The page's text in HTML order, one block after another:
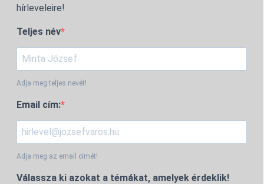
hírleveleire!
Teljes név
Adja meg teljes nevét!
Email cím:
Adja meg az email címét!
Válassza ki azokat a témákat, amelyek érdeklik!